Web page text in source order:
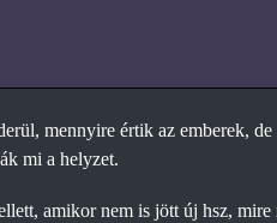
mennyire értik az emberek, de
mi a helyzet.
amikor nem is jött új hsz, mire